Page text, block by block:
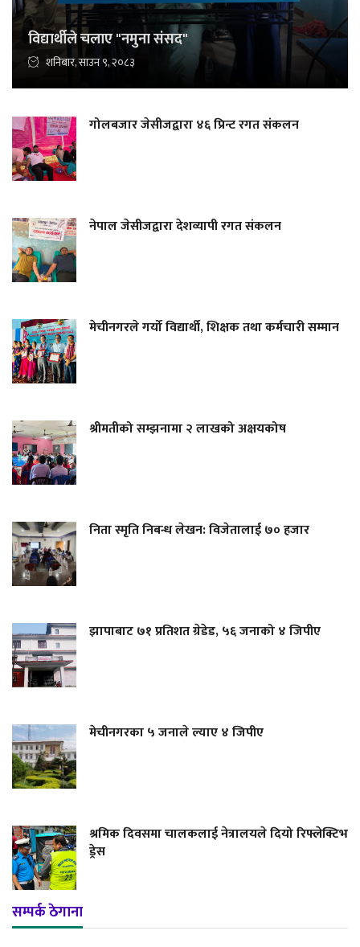
विद्यार्थीले चलाए "नमुना संसद"
शनिबार, साउन ९, २०८३
गोलबजार जेसीजद्वारा ४६ प्रिन्ट रगत संकलन
नेपाल जेसीजद्वारा देशव्यापी रगत संकलन
मेचीनगरले गर्यो विद्यार्थी, शिक्षक तथा कर्मचारी सम्मान
श्रीमतीको सम्झनामा २ लाखको अक्षयकोष
निता स्मृति निबन्ध लेखन: विजेतालाई ७० हजार
झापाबाट ७१ प्रतिशत ग्रेडेड, ५६ जनाको ४ जिपीए
मेचीनगरका ५ जनाले ल्याए ४ जिपीए
श्रमिक दिवसमा चालकलाई नेत्रालयले दियो रिफ्लेक्टिभ
ड्रेस
सम्पर्क ठेगाना